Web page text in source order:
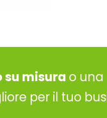
misura o una
per il tuo